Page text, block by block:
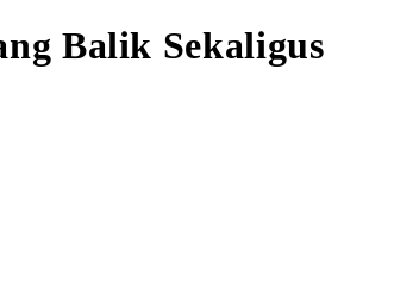
Balik Sekaligus